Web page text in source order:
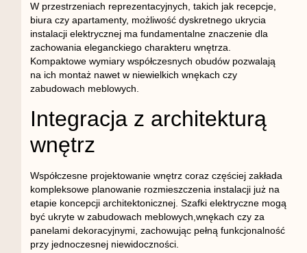
W przestrzeniach reprezentacyjnych, takich jak recepcje,
biura czy apartamenty, możliwość dyskretnego ukrycia
instalacji elektrycznej ma fundamentalne znaczenie dla
zachowania eleganckiego charakteru wnętrza.
Kompaktowe wymiary współczesnych obudów pozwalają
na ich montaż nawet w niewielkich wnękach czy
zabudowach meblowych.
Integracja z architekturą
wnętrz
Współczesne projektowanie wnętrz coraz częściej zakłada
kompleksowe planowanie rozmieszczenia instalacji już na
etapie koncepcji architektonicznej. Szafki elektryczne mogą
być ukryte w zabudowach meblowych,wnękach czy za
panelami dekoracyjnymi, zachowując pełną funkcjonalność
przy jednoczesnej niewidoczności.